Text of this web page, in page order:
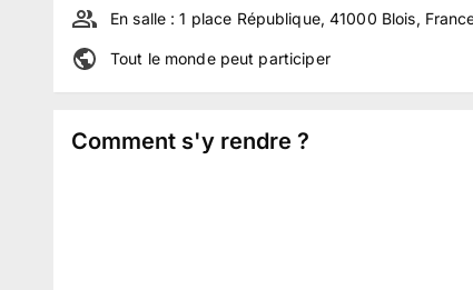
En salle :1 place République, 41000 Blois,
Tout le monde peut participer
Comment s'y rendre ?